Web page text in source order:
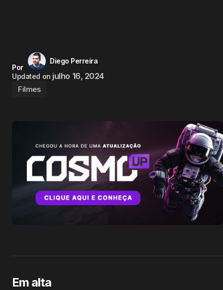
Por
Diego Perreira
Updated on julho 16, 2024
Filmes
Em alta